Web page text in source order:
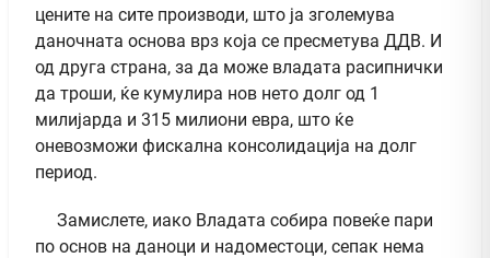
цените на сите производи, што ја зголемува
даночната основа врз која се пресметува ДДВ. И
од друга страна, за да може владата расипнички
да троши, ќе кумулира нов нето долг од 1
милијарда и 315 милиони евра, што ќе
оневозможи фискална консолидација на долг
период.
Замислете, иако Владата собира повеќе пари
по основ на даноци и надоместоци, сепак нема